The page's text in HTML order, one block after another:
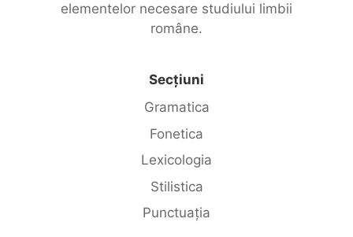
elementelor necesare studiului limbii
române.
Secțiuni
Gramatica
Fonetica
Lexicologia
Stilistica
Punctuația